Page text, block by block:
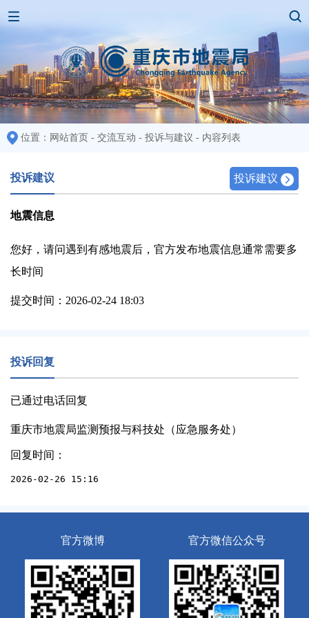
位置： 网站首页 - 交流互动 - 投诉与建议 - 内容列表
投诉建议
投诉建议
地震信息
您好，请问遇到有感地震后，官方发布地震信息通常需要多
长时间
提交时间：2026-02-24 18:03
投诉回复
已通过电话回复
重庆市地震局监测预报与科技处（应急服务处）
回复时间：
2026-02-26 15:16
官方微博 官方微信公众号